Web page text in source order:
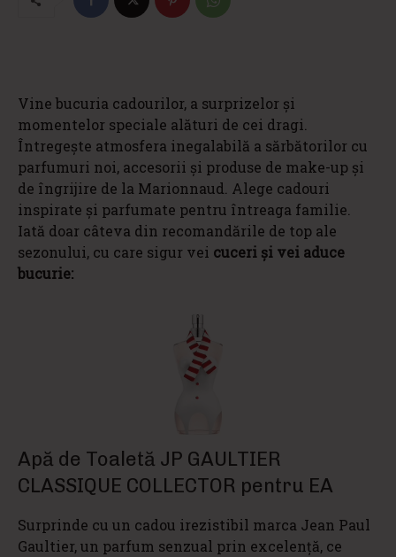
Vine bucuria cadourilor, a surprizelor și
momentelor speciale alături de cei dragi.
Întregește atmosfera inegalabilă a sărbătorilor cu
parfumuri noi, accesorii și produse de make-up și
de îngrijire de la Marionnaud. Alege cadouri
inspirate și parfumate pentru întreaga familie.
Iată doar câteva din recomandările de top ale
sezonului, cu care sigur vei cuceri și vei aduce
bucurie:
Apă de Toaletă JP GAULTIER
CLASSIQUE COLLECTOR pentru EA
Surprinde cu un cadou irezistibil marca Jean Paul
Gaultier, un parfum senzual prin excelență, ce